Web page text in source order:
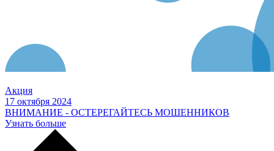
Акция
17 октября 2024
ВНИМАНИЕ - ОСТЕРЕГАЙТЕСЬ МОШЕННИКОВ
Узнать больше